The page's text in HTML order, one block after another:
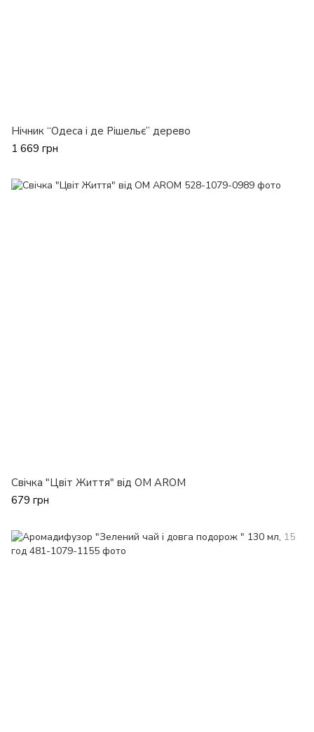
Нічник “Одеса і де Рішельє” дерево
1 669 грн
Свічка "Цвіт Життя" від OM AROM
679 грн